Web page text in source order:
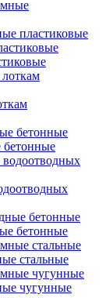
пластиковые
бетонные
бетонные
стальные
чугунные